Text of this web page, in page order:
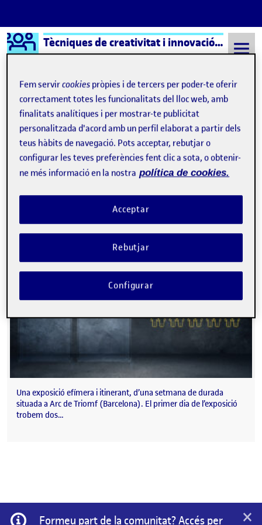
Saltar al contingutLogo Ágora Tècniques de creativitat i innovació aula 1
Semestre 20152 - Aula 1 Claudia Hohnhaussen Monner
Claudia Hohnhaussen
Monner
Malbaratament alimentari que mata
Claudia Hohnhaussen Monner
Una exposició efímera i itinerant, d’una setmana de durada
situada a Arc de Triomf (Barcelona). El primer dia de l’exposició
trobem dos…
Informació
Formeu part de la comunitat? Accés per ×
Fem servircookies pròpies i de tercers per poder-te oferir
correctament totes les funcionalitats del lloc web, amb
finalitats analítiques i per mostrar-te publicitat
personalitzada d'acord amb un perfil elaborat a partir dels
teus hàbits de navegació. Pots acceptar, rebutjar o
configurar les teves preferències fent clic a sota, o obtenir-
ne més informació en la nostra política de cookies.
Rebutjar
Acceptar
Configurar